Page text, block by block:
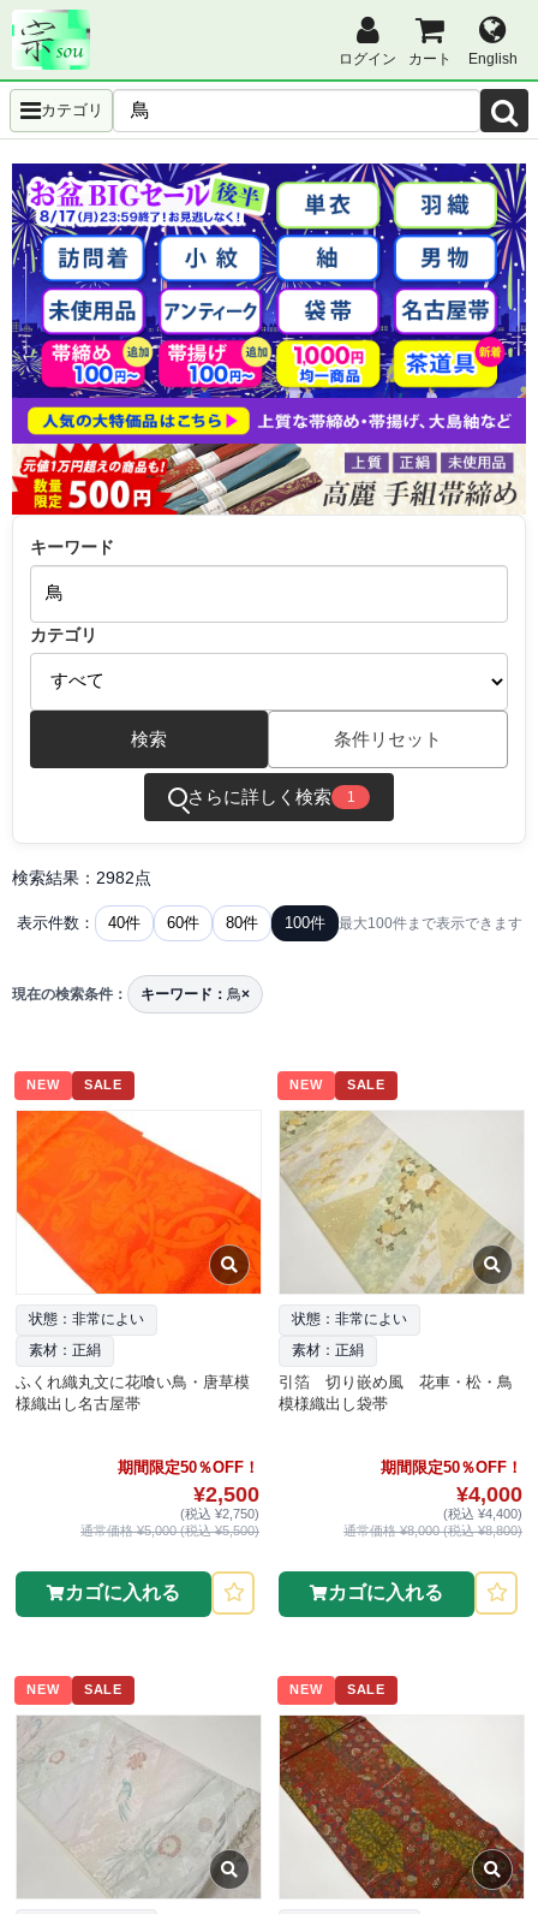
ログイン カート English
カテゴリ
キーワード
カテゴリ
検索 条件リセット
さらに詳しく検索 1
検索結果：2982点
表示件数： 40件 60件 80件 100件 最大100件まで表示できます
現在の検索条件： キーワード： 鳥×
NEW SALE
状態：非常によい
素材：正絹
ふくれ織丸文に花喰い鳥・唐草模
様織出し名古屋帯
期間限定50％OFF！
¥2,500
(税込 ¥2,750)
通常価格 ¥5,000 (税込 ¥5,500)
カゴに入れる
NEW SALE
状態：非常によい
素材：正絹
引箔 切り嵌め風 花車・松・鳥
模様織出し袋帯
期間限定50％OFF！
¥4,000
(税込 ¥4,400)
通常価格 ¥8,000 (税込 ¥8,800)
カゴに入れる
NEW SALE NEW SALE